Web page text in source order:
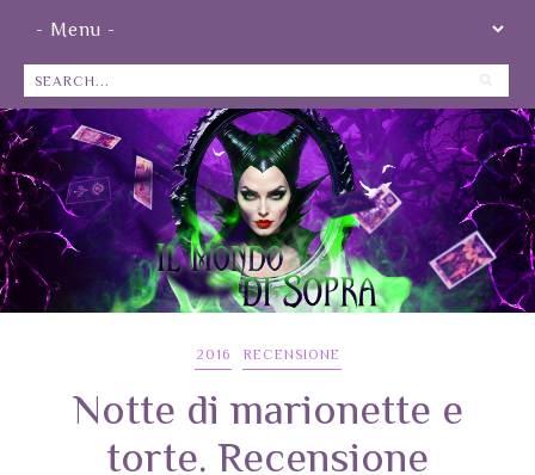
2016 RECENSIONE
Notte di marionette e
torte. Recensione